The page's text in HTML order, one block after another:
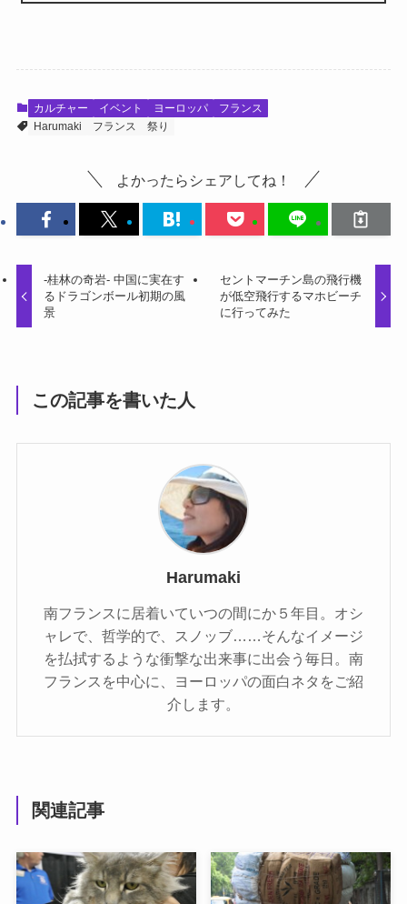
カルチャー イベント ヨーロッパ
フランス
Harumaki
フランス 祭り
よかったらシェアしてね！
-桂林の奇岩- 中国に実在す
るドラゴンボール初期の風
景
セントマーチン島の飛行機
が低空飛行するマホビーチ
に行ってみた
この記事を書いた人
Harumaki
南フランスに居着いていつの間にか５年目。オシ
ャレで、哲学的で、スノッブ……そんなイメージ
を払拭するような衝撃な出来事に出会う毎日。南
フランスを中心に、ヨーロッパの面白ネタをご紹
介します。
関連記事